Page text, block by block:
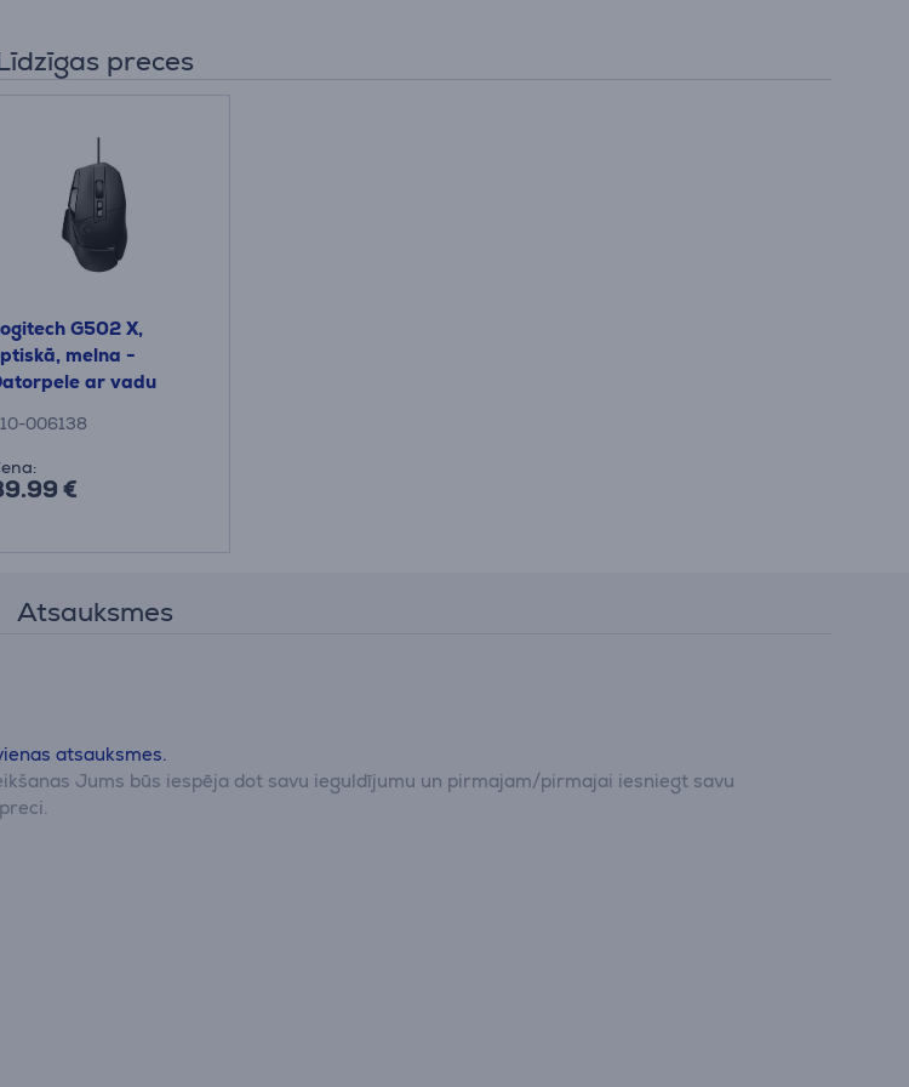
preces
G502 X,
melna -
ar vadu
006138
€
Atsauksmes
atsauksmes.
Jums būs iespēja dot savu ieguldījumu un pirmajam/pirmajai iesniegt savu